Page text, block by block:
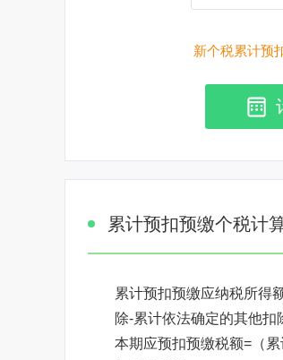
新个税累计预
累计预扣预缴个税计
累计预扣预缴应纳税所得
除-累计依法确定的其他扣
本期应预扣预缴税额=（